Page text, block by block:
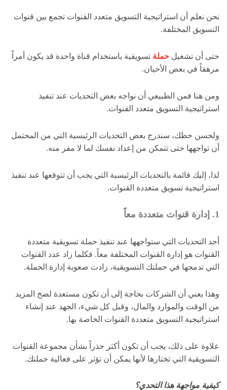
نحن نعلم أن استراتيجية التسويق متعدد القنوات تجمع بين قنوات
التسويق المختلفة.
حتى أن تشغيل حملة تسويقية باستخدام قناة واحدة قد يكون أمراً
مرهقاً في بعض الأحيان.
ومن هنا فمن الطبيعي أن نواجه بعض التحديات عند تنفيذ
استراتيجية التسويق متعدد القنوات.
ولحسن حظك، سندرج بعض التحديات الرئيسية التي من المحتمل
أن تواجهها حتى تتمكن من إعداد نفسك لما لا مفر منه.
لذا، إليك قائمة بالتحديات الرئيسية التي يجب أن تتوقعها عند تنفيذ
استراتيجية تسويق متعددة القنوات.
1. إدارة قنوات متعددة معاً
أحد التحديات التي ستواجهها عند تنفيذ حملة تسويقية متعددة
القنوات هو إدارة القنوات المختلفة معاً. فكلما زاد عدد القنوات
التي تدمجها في حملتك التسويقية، زادت صعوبة إدارة الحملة.
وهذا يعني أن الشركات بحاجة إلى أن تكون مستعدة لضخ المزيد
من الوقت والموارد والمال، وقبل كل شيء، الجهد عند إنشاء
استراتيجية التسويق متعددة القنوات الخاصة بها.
علاوة على ذلك، يجب أن تكون أكثر حذراً بشأن مجموعة القنوات
التسويقية التي تختارها لأنها يمكن أن تؤثر على فعالية حملتك.
كيفية مواجهة هذا التحدي؟